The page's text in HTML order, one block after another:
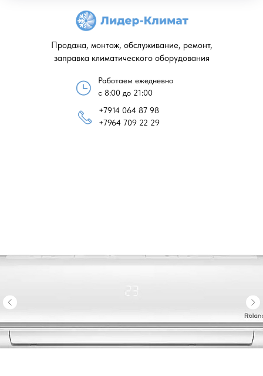
Работаем ежедневно
с 8:00 до 21:00
+7914 064 87 98
+7964 709 22 29
Продажа, монтаж, обслуживание, ремонт,
заправка климатического оборудования